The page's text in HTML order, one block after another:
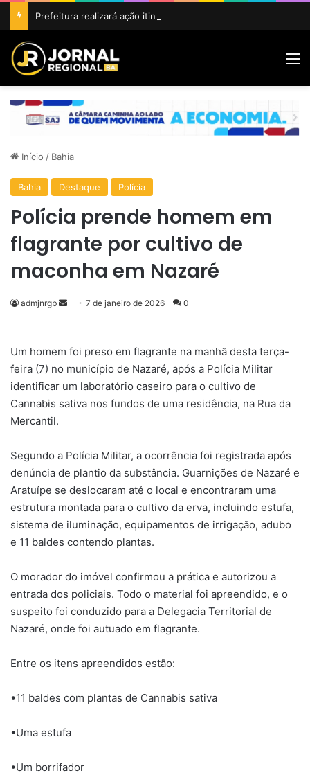
Início / Bahia
Bahia Destaque Polícia
Polícia prende homem em
flagrante por cultivo de
maconha em Nazaré
admjnrgb
Mande
mail
7 de janeiro de 2026 0
Um homem foi preso em flagrante na manhã desta terça-
feira (7) no município de Nazaré, após a Polícia Militar
identificar um laboratório caseiro para o cultivo de
Cannabis sativa nos fundos de uma residência, na Rua da
Mercantil.
Segundo a Polícia Militar, a ocorrência foi registrada após
denúncia de plantio da substância. Guarnições de Nazaré e
Aratuípe se deslocaram até o local e encontraram uma
estrutura montada para o cultivo da erva, incluindo estufa,
sistema de iluminação, equipamentos de irrigação, adubo
e 11 baldes contendo plantas.
O morador do imóvel confirmou a prática e autorizou a
entrada dos policiais. Todo o material foi apreendido, e o
suspeito foi conduzido para a Delegacia Territorial de
Nazaré, onde foi autuado em flagrante.
Entre os itens apreendidos estão:
•11 baldes com plantas de Cannabis sativa
•Uma estufa
•Um borrifador